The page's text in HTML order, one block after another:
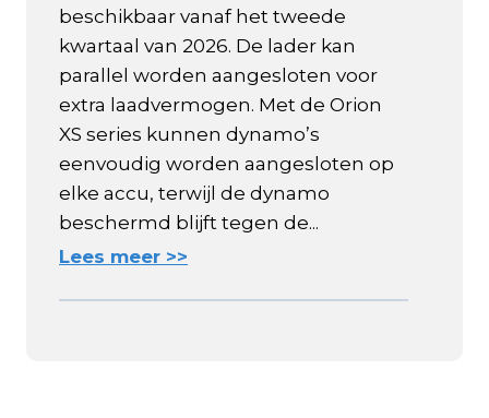
beschikbaar vanaf het tweede
kwartaal van 2026. De lader kan
parallel worden aangesloten voor
extra laadvermogen. Met de Orion
XS series kunnen dynamo’s
eenvoudig worden aangesloten op
elke accu, terwijl de dynamo
beschermd blijft tegen de...
Lees meer >>